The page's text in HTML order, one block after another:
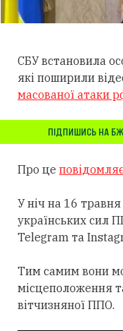
СБУ встановила
які поширили
масованої атаки
ПІДПИШИСЬ НА
Про це
У ніч на 16
українських сил
Telegram та
Тим самим вони
місцеположення
вітчизняної ППО.